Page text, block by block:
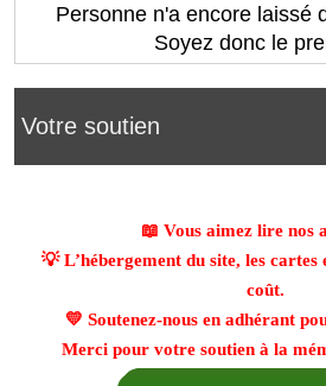
Votre soutien
📖 Vous aimez lire nos
💡 L’hébergement du site, les cartes
coût.
💛 Soutenez-nous en adhérant
Merci pour votre soutien à la
Personne n'a encore laissé
Soyez donc le